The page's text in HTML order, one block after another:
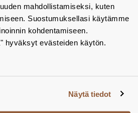
mahdollistamiseksi, kuten
Suostumuksellasi käytämme
kohdentamiseen.
hyväksyt evästeiden käytön.
Näytä tiedot